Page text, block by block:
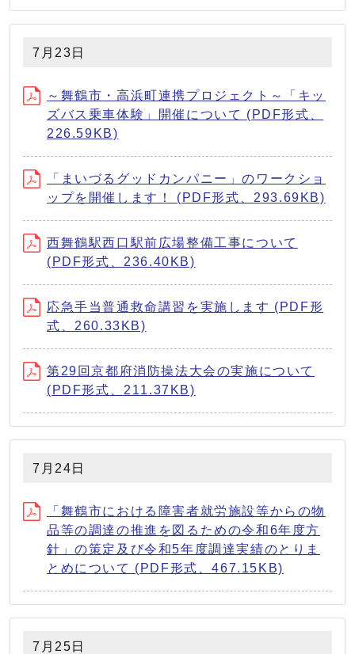
7月23日
～舞鶴市・高浜町連携プロジェクト～「キッ
ズバス乗車体験」開催について (PDF形式、
226.59KB)
「まいづるグッドカンパニー」のワークショ
ップを開催します！ (PDF形式、293.69KB)
西舞鶴駅西口駅前広場整備工事について
(PDF形式、236.40KB)
応急手当普通救命講習を実施します (PDF形
式、260.33KB)
第29回京都府消防操法大会の実施について
(PDF形式、211.37KB)
7月24日
「舞鶴市における障害者就労施設等からの物
品等の調達の推進を図るための令和6年度方
針」の策定及び令和5年度調達実績のとりま
とめについて (PDF形式、467.15KB)
7月25日